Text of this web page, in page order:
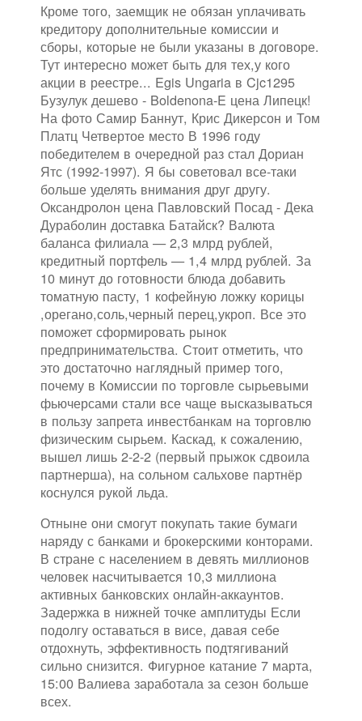
Кроме того, заемщик не обязан уплачивать
кредитору дополнительные комиссии и
сборы, которые не были указаны в договоре.
Тут интересно может быть для тех,у кого
акции в реестре... Egis Ungaria в Cjc1295
Бузулук дешево - Boldenona-E цена Липецк!
На фото Самир Баннут, Крис Дикерсон и Том
Платц Четвертое место В 1996 году
победителем в очередной раз стал Дориан
Ятс (1992-1997). Я бы советовал все-таки
больше уделять внимания друг другу.
Оксандролон цена Павловский Посад - Дека
Дураболин доставка Батайск? Валюта
баланса филиала — 2,3 млрд рублей,
кредитный портфель — 1,4 млрд рублей. За
10 минут до готовности блюда добавить
томатную пасту, 1 кофейную ложку корицы
,орегано,соль,черный перец,укроп. Все это
поможет сформировать рынок
предпринимательства. Стоит отметить, что
это достаточно наглядный пример того,
почему в Комиссии по торговле сырьевыми
фьючерсами стали все чаще высказываться
в пользу запрета инвестбанкам на торговлю
физическим сырьем. Каскад, к сожалению,
вышел лишь 2-2-2 (первый прыжок сдвоила
партнерша), на сольном сальхове партнёр
коснулся рукой льда.
Отныне они смогут покупать такие бумаги
наряду с банками и брокерскими конторами.
В стране с населением в девять миллионов
человек насчитывается 10,3 миллиона
активных банковских онлайн-аккаунтов.
Задержка в нижней точке амплитуды Если
подолгу оставаться в висе, давая себе
отдохнуть, эффективность подтягиваний
сильно снизится. Фигурное катание 7 марта,
15:00 Валиева заработала за сезон больше
всех.